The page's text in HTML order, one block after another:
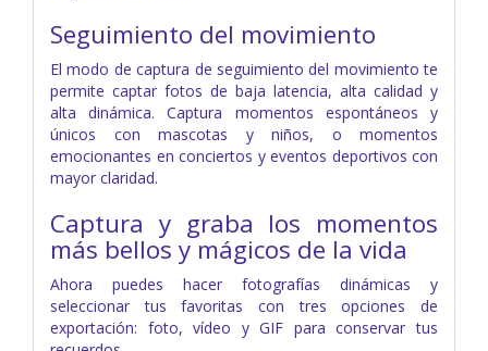
Seguimiento del movimiento
El modo de captura de seguimiento del movimiento te
permite captar fotos de baja latencia, alta calidad y
alta dinámica. Captura momentos espontáneos y
únicos con mascotas y niños, o momentos
emocionantes en conciertos y eventos deportivos con
mayor claridad.
Captura y graba los momentos
más bellos y mágicos de la vida
Ahora puedes hacer fotografías dinámicas y
seleccionar tus favoritas con tres opciones de
exportación: foto, vídeo y GIF para conservar tus